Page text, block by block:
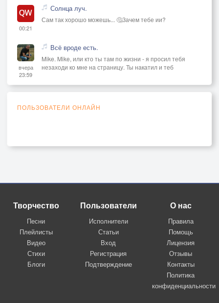
00:21
Солнца луч.
Сам так хорошо можешь... 🤔Зачем тебе ии?
вчера
23:59
Всё вроде есть.
Mike. Mike, или кто ты там по жизни - я просил тебя
незаходи ко мне на страницу. Ты накатил и теб
ПОЛЬЗОВАТЕЛИ ОНЛАЙН
Творчество
Песни
Плейлисты
Видео
Стихи
Блоги
Пользователи
Исполнители
Статьи
Вход
Регистрация
Подтверждение
О нас
Правила
Помощь
Лицензия
Отзывы
Контакты
Политика
конфиденциальности